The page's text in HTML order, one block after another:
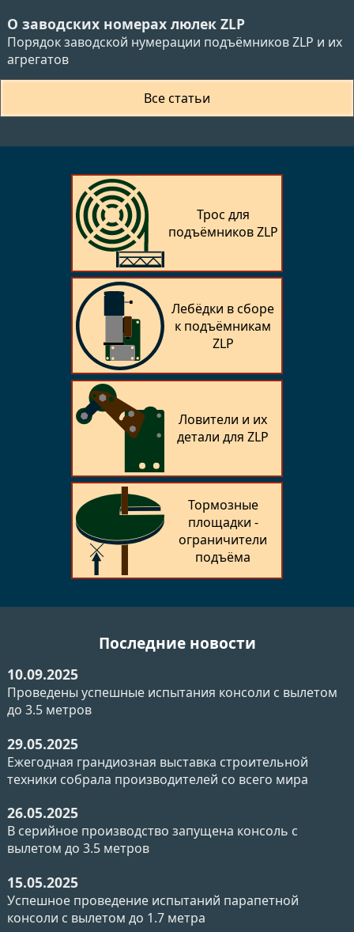
О заводских номерах люлек ZLP
Порядок заводской нумерации подъёмников ZLP и их
агрегатов
Все статьи
Трос для
подъёмников ZLP
Лебёдки в сборе
к подъёмникам
ZLP
Ловители и их
детали для ZLP
Тормозные
площадки -
ограничители
подъёма
Последние новости
10.09.2025
Проведены успешные испытания консоли с вылетом
до 3.5 метров
29.05.2025
Ежегодная грандиозная выставка строительной
техники собрала производителей со всего мира
26.05.2025
В серийное производство запущена консоль с
вылетом до 3.5 метров
15.05.2025
Успешное проведение испытаний парапетной
консоли с вылетом до 1.7 метра